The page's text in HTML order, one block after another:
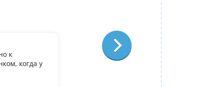
к
когда у
Ольга Александровна
У дочери есть желание поступить в it
олимпиадеого уровня 7 и 8 класс за
9. Искали посильнее преподавателя
Ольгой Александровне! Спасибо!